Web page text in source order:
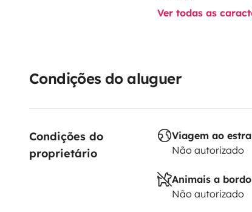
Ver todas as
Condições do aluguer
Condições do
proprietário
Viagem ao
Não autorizado
Animais a bordo
Não autorizado